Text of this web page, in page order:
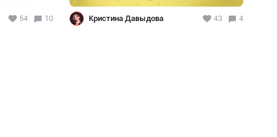
54 10 Кристина Давыдова 43 4